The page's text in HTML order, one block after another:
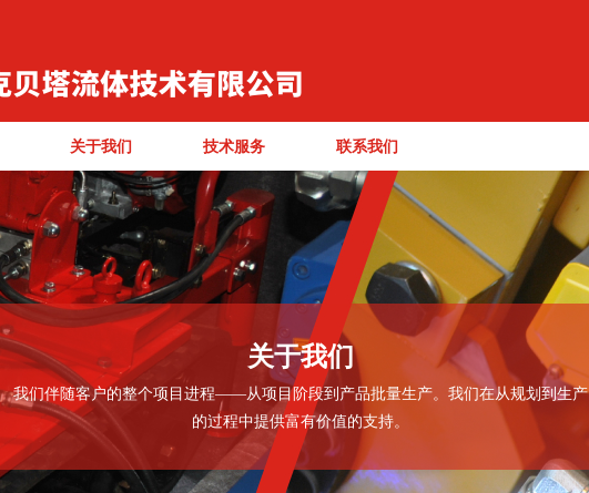
关于我们 技术服务 联系我们
关于我们
我们伴随客户的整个项目进程——从项目阶段到产品批量生产。我们在从规划到生产
的过程中提供富有价值的支持。